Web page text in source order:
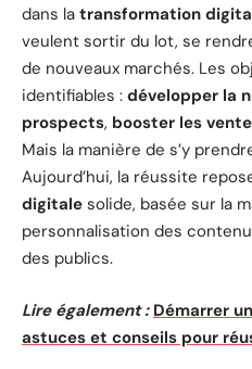
dans la transformation
veulent sortir du lot, se
de nouveaux marchés. Les
identifiables : développer la
prospects, booster les
Mais la manière de s’y
Aujourd’hui, la réussite
digitale solide, basée sur la
personnalisation des
des publics.
Lire également : Démarrer
astuces et conseils pour